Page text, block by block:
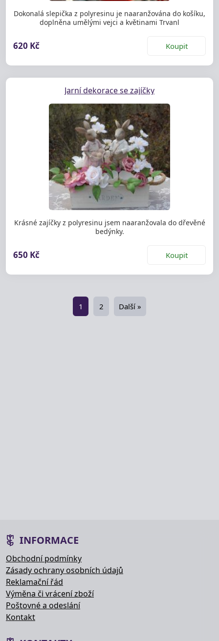
Dokonalá slepička z polyresinu je naaranžována do košíku,
doplněna umělými vejci a květinami Trvanl
620 Kč Koupit
Jarní dekorace se zajíčky
Krásné zajíčky z polyresinu jsem naaranžovala do dřevěné
bedýnky.
650 Kč Koupit
1 2 Další »
INFORMACE
Obchodní podmínky
Zásady ochrany osobních údajů
Reklamační řád
Výměna či vrácení zboží
Poštovné a odeslání
Kontakt